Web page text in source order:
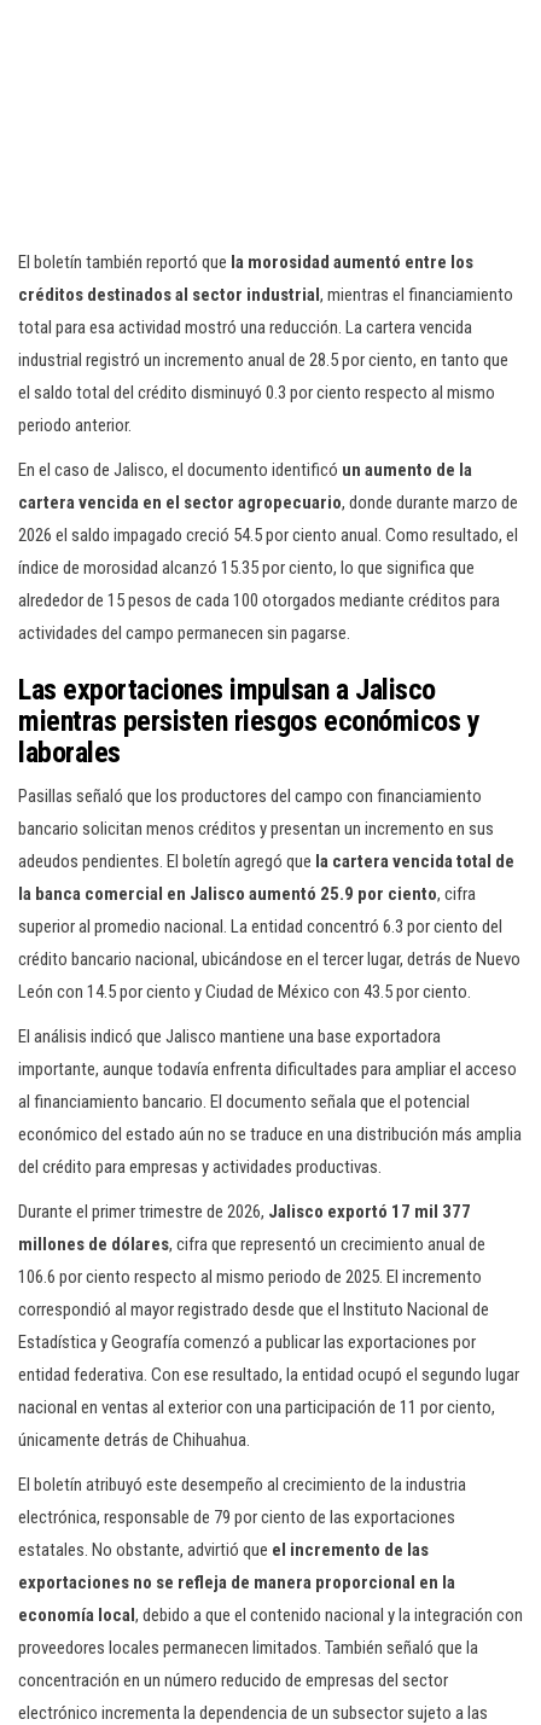
El boletín también reportó que la morosidad aumentó entre los
créditos destinados al sector industrial, mientras el financiamiento
total para esa actividad mostró una reducción. La cartera vencida
industrial registró un incremento anual de 28.5 por ciento, en tanto que
el saldo total del crédito disminuyó 0.3 por ciento respecto al mismo
periodo anterior.
En el caso de Jalisco, el documento identificó un aumento de la
cartera vencida en el sector agropecuario, donde durante marzo de
2026 el saldo impagado creció 54.5 por ciento anual. Como resultado, el
índice de morosidad alcanzó 15.35 por ciento, lo que significa que
alrededor de 15 pesos de cada 100 otorgados mediante créditos para
actividades del campo permanecen sin pagarse.
Las exportaciones impulsan a Jalisco
mientras persisten riesgos económicos y
laborales
Pasillas señaló que los productores del campo con financiamiento
bancario solicitan menos créditos y presentan un incremento en sus
adeudos pendientes. El boletín agregó que la cartera vencida total de
la banca comercial en Jalisco aumentó 25.9 por ciento, cifra
superior al promedio nacional. La entidad concentró 6.3 por ciento del
crédito bancario nacional, ubicándose en el tercer lugar, detrás de Nuevo
León con 14.5 por ciento y Ciudad de México con 43.5 por ciento.
El análisis indicó que Jalisco mantiene una base exportadora
importante, aunque todavía enfrenta dificultades para ampliar el acceso
al financiamiento bancario. El documento señala que el potencial
económico del estado aún no se traduce en una distribución más amplia
del crédito para empresas y actividades productivas.
Durante el primer trimestre de 2026, Jalisco exportó 17 mil 377
millones de dólares, cifra que representó un crecimiento anual de
106.6 por ciento respecto al mismo periodo de 2025. El incremento
correspondió al mayor registrado desde que el Instituto Nacional de
Estadística y Geografía comenzó a publicar las exportaciones por
entidad federativa. Con ese resultado, la entidad ocupó el segundo lugar
nacional en ventas al exterior con una participación de 11 por ciento,
únicamente detrás de Chihuahua.
El boletín atribuyó este desempeño al crecimiento de la industria
electrónica, responsable de 79 por ciento de las exportaciones
estatales. No obstante, advirtió que el incremento de las
exportaciones no se refleja de manera proporcional en la
economía local, debido a que el contenido nacional y la integración con
proveedores locales permanecen limitados. También señaló que la
concentración en un número reducido de empresas del sector
electrónico incrementa la dependencia de un subsector sujeto a las